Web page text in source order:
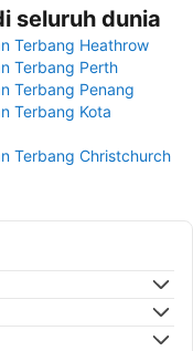
seluruh dunia
Terbang Heathrow
Terbang Perth
Terbang Penang
Terbang Kota
Terbang Christchurch